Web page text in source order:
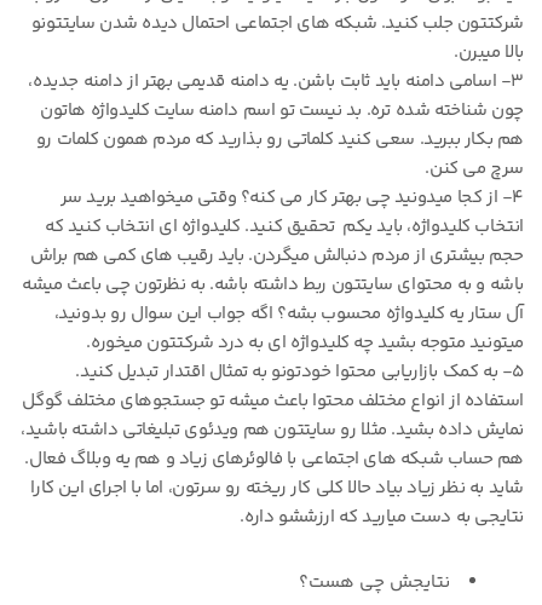
شرکتتون جلب کنید. شبکه های اجتماعی احتمال دیده شدن سایتتونو
بالا میبرن.
۳- اسامی دامنه باید ثابت باشن. یه دامنه قدیمی بهتر از دامنه جدیده،
چون شناخته شده تره. بد نیست تو اسم دامنه سایت کلیدواژه هاتون
هم بکار ببرید. سعی کنید کلماتی رو بذارید که مردم همون کلمات رو
سرچ می کنن.
۴- از کجا میدونید چی بهتر کار می کنه؟ وقتی میخواهید برید سر
انتخاب کلیدواژه، باید یکم تحقیق کنید. کلیدواژه ای انتخاب کنید که
حجم بیشتری از مردم دنبالش میگردن. باید رقیب های کمی هم براش
باشه و به محتوای سایتتون ربط داشته باشه. به نظرتون چی باعث میشه
آل ستار یه کلیدواژه محسوب بشه؟ اگه جواب این سوال رو بدونید،
میتونید متوجه بشید چه کلیدواژه ای به درد شرکتتون میخوره.
۵- به کمک بازاریابی محتوا خودتونو به تمثال اقتدار تبدیل کنید.
استفاده از انواع مختلف محتوا باعث میشه تو جستجوهای مختلف گوگل
نمایش داده بشید. مثلا رو سایتتون هم ویدئوی تبلیغاتی داشته باشید،
هم حساب شبکه های اجتماعی با فالوئرهای زیاد و هم یه وبلاگ فعال.
شاید به نظر زیاد بیاد حالا کلی کار ریخته رو سرتون، اما با اجرای این کارا
نتایجی به دست میارید که ارزششو داره.
نتایجش چی هست؟